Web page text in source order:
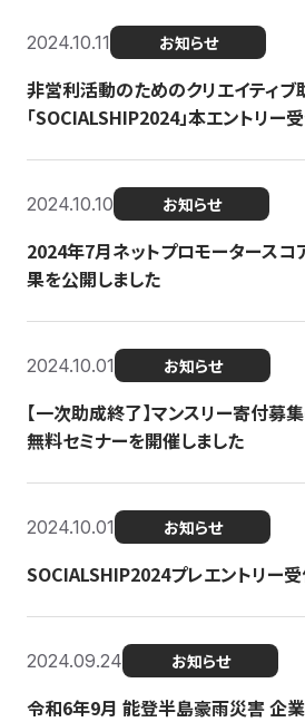
2024.10.11 お知らせ
非営利活動のためのクリエイティブ
「SOCIALSHIP2024」本エントリー
2024.10.10 お知らせ
2024年7月ネットプロモータースコ
果を公開しました
2024.10.01 お知らせ
【一次助成終了】マンスリー寄付募
無料セミナーを開催しました
2024.10.01 お知らせ
SOCIALSHIP2024プレエントリー受
2024.09.24 お知らせ
令和6年9月 能登半島豪雨災害 企